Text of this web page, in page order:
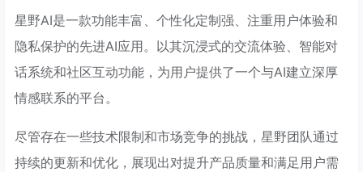
星野AI是一款功能丰富、个性化定制强、注重用户体验和
隐私保护的先进AI应用。以其沉浸式的交流体验、智能对
话系统和社区互动功能，为用户提供了一个与AI建立深厚
情感联系的平台。
尽管存在一些技术限制和市场竞争的挑战，星野团队通过
持续的更新和优化，展现出对提升产品质量和满足用户需